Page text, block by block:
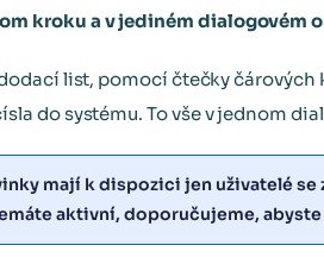
kroku a v jediném dialogovém
list, pomocí čtečky
do systému. To vše v jednom
mají k dispozici jen uživatelé
aktivní, doporučujeme,